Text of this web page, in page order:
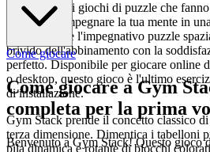
Sei stanco dei giochi di puzzle che
Preparati a impegnare la tua mente in
è l'impegnativo puzzle
brivido dell'abbinamento con la
perfetto. Disponibile per giocare online
o desktop, questo gioco è l'ultimo
di installazione.
Gym Stack prende il concetto classico
terza dimensione. Dimentica i tabelloni
pila dinamica e rotante di blocchi
Come giocare
Come giocare a Gym
completa per la prima
Benvenuto a Gym Stack! Questo gioco